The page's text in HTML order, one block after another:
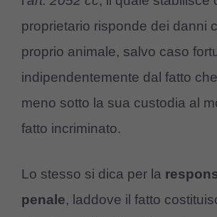
proprietario risponde dei danni
proprio animale, salvo caso
indipendentemente dal fatto
meno sotto la sua custodia al
fatto incriminato.
Lo stesso si dica per la
penale, laddove il fatto